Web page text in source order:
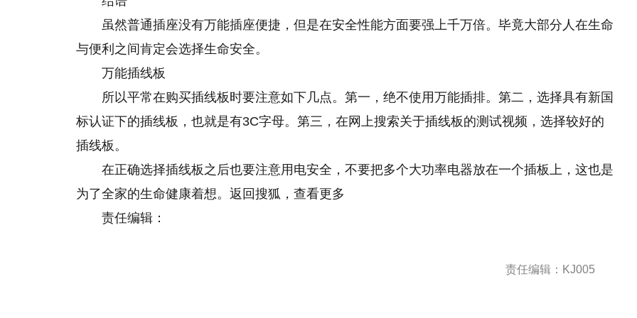
虽然普通插座没有万能插座便捷，但是在安全性能方面要强上千万倍。毕竟大部分人在生命
与便利之间肯定会选择生命安全。
万能插线板
所以平常在购买插线板时要注意如下几点。第一，绝不使用万能插排。第二，选择具有新国
标认证下的插线板，也就是有3C字母。第三，在网上搜索关于插线板的测试视频，选择较好的
插线板。
在正确选择插线板之后也要注意用电安全，不要把多个大功率电器放在一个插板上，这也是
为了全家的生命健康着想。返回搜狐，查看更多
责任编辑：
责任编辑：KJ005